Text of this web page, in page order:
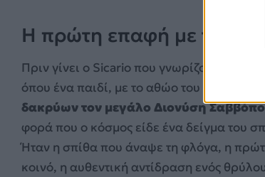
Η πρώτη επαφή με το
Πριν γίνει ο Sicario που γνωρίζουμε,
όπου ένα παιδί, με το αθώο του βλέμμα
δακρύων τον μεγάλο Διονύση
φορά που ο κόσμος είδε ένα δείγμα του
Ήταν η σπίθα που άναψε τη φλόγα, η
κοινό, η αυθεντική αντίδραση ενός